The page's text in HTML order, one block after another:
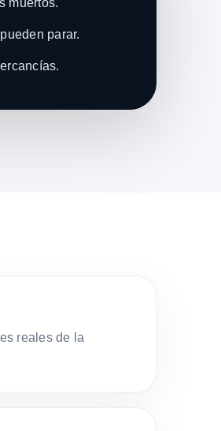
muertos.
parar.
reales de la